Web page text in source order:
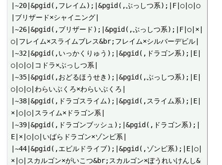
|~20|&pgid(,フレイム);|&pgid(,ぶっしつ系);|F|○|○|○
|ブリザード×シャイニング|
|~26|&pgid(,ブリザード);|&pgid(,ぶっしつ系);|F|○|×|
○|フレイム×スライムブレス&br;フレイム×シルバーデビル|
|~32|&pgid(,いっかくりゅう);|&pgid(,ドラゴン系);|E|
○|○|○|コドラ×ぶっしつ系|
|~35|&pgid(,おどるほうせき);|&pgid(,ぶっしつ系);|E|
○|○|○|わらいぶくろ×わらいぶくろ|
|~38|&pgid(,ドラゴスライム);|&pgid(,スライム系);|E|
×|○|○|スライム×ドラゴン系|
|~39|&pgid(,ドラゴンブッシュ);|&pgid(,ドラゴン系);|
E|×|○|○|いばらドラゴン×ゾンビ系|
|~44|&pgid(,エビルドライブ);|&pgid(,ゾンビ系);|E|○|
×|○|スカルゴン×がいこつ&br;スカルゴン×ぼうれいけんし&